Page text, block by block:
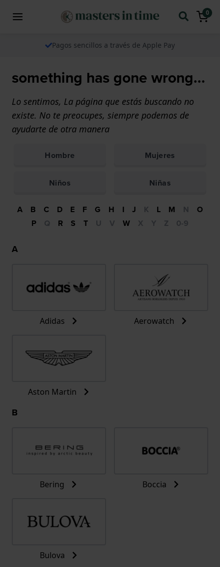
0
Pagos sencillos a través de Apple Pay
something has gone wrong...
Lo sentimos, La página que estás buscando no
existe. No te preocupes, siempre podemos de
ayudarte de otra manera
Hombre Mujeres
Niños Niñas
A B C D E F G H I J K L M N
O
P
Q R S T U V W X Y Z 0-9
A
Adidas Aerowatch
Aston Martin
B
Bering Boccia
Bulova